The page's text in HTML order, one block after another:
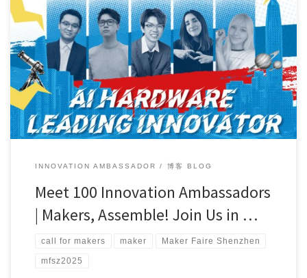
September is here, bringing us one step closer to […]
INNOVATION AMBASSADOR 博客 BLOG
Meet 100 Innovation Ambassadors
| Makers, Assemble! Join Us in …
call for makers maker Maker Faire Shenzhen
mfsz2025